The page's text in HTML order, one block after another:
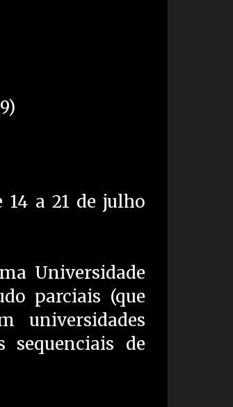
14 a 21 de julho
Universidade
parciais (que
universidades
sequenciais de